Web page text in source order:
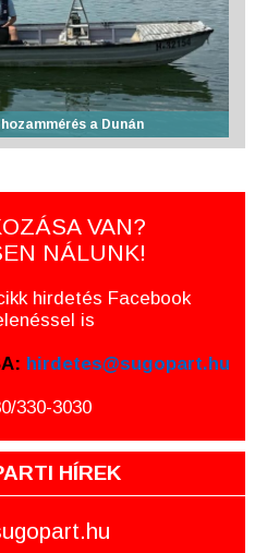
a Dunán
VAN?
NÁLUNK!
hirdetés Facebook
is
hirdetes@sugopart.hu
330-3030
HÍREK